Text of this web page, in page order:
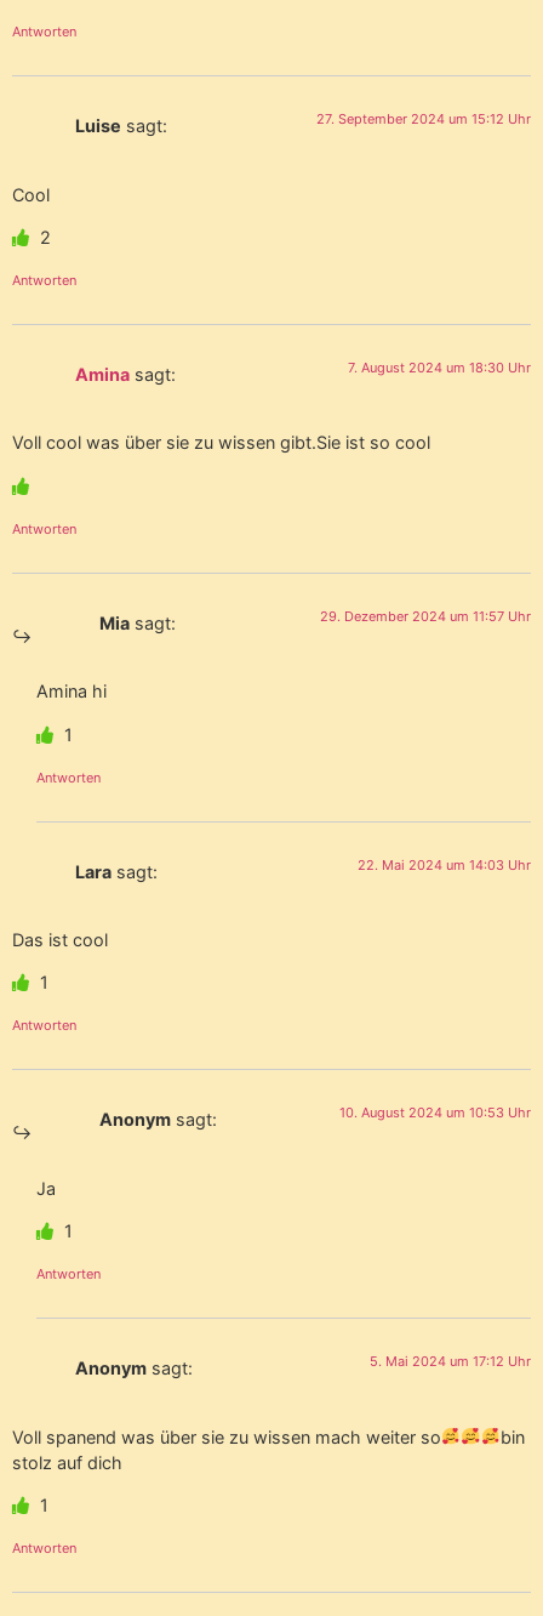
Antworten
Luise sagt: 27. September 2024 um 15:12 Uhr
Cool
2
Antworten
Amina sagt: 7. August 2024 um 18:30 Uhr
Voll cool was über sie zu wissen gibt.Sie ist so cool
Antworten
Mia sagt: 29. Dezember 2024 um 11:57 Uhr
Amina hi
1
Antworten
Lara sagt: 22. Mai 2024 um 14:03 Uhr
Das ist cool
1
Antworten
Anonym sagt: 10. August 2024 um 10:53 Uhr
Ja
1
Antworten
Anonym sagt: 5. Mai 2024 um 17:12 Uhr
Voll spanend was über sie zu wissen mach weiter so
bin
stolz auf dich
1
Antworten